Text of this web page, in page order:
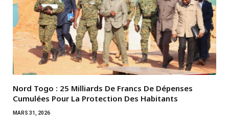
Nord Togo : 25 Milliards De Francs De Dépenses
Cumulées Pour La Protection Des Habitants
MARS 31, 2026